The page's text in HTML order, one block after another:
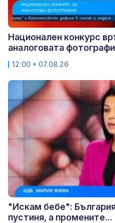
Национален конкурс
аналоговата
12:00 • 07.08.26
"Искам бебе":
пустиня, а промените...